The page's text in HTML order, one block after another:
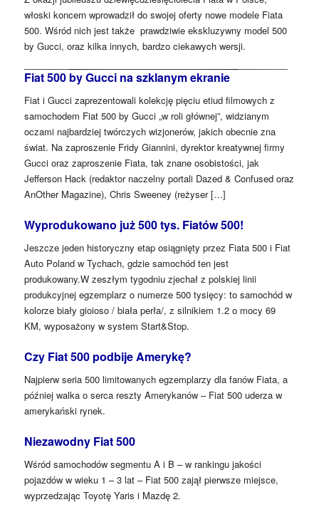
włoski koncern wprowadził do swojej oferty nowe modele Fiata
500. Wśród nich jest także prawdziwie ekskluzywny model 500
by Gucci, oraz kilka innych, bardzo ciekawych wersji.
Fiat 500 by Gucci na szklanym ekranie
Fiat i Gucci zaprezentowali kolekcję pięciu etiud filmowych z
samochodem Fiat 500 by Gucci „w roli głównej”, widzianym
oczami najbardziej twórczych wizjonerów, jakich obecnie zna
świat. Na zaproszenie Fridy Giannini, dyrektor kreatywnej firmy
Gucci oraz zaproszenie Fiata, tak znane osobistości, jak
Jefferson Hack (redaktor naczelny portali Dazed & Confused oraz
AnOther Magazine), Chris Sweeney (reżyser […]
Wyprodukowano już 500 tys. Fiatów 500!
Jeszcze jeden historyczny etap osiągnięty przez Fiata 500 i Fiat
Auto Poland w Tychach, gdzie samochód ten jest
produkowany.W zeszłym tygodniu zjechał z polskiej linii
produkcyjnej egzemplarz o numerze 500 tysięcy: to samochód w
kolorze biały gioioso / biała perła/, z silnikiem 1.2 o mocy 69
KM, wyposażony w system Start&Stop.
Czy Fiat 500 podbije Amerykę?
Najpierw seria 500 limitowanych egzemplarzy dla fanów Fiata, a
później walka o serca reszty Amerykanów – Fiat 500 uderza w
amerykański rynek.
Niezawodny Fiat 500
Wśród samochodów segmentu A i B – w rankingu jakości
pojazdów w wieku 1 – 3 lat – Fiat 500 zajął pierwsze miejsce,
wyprzedzając Toyotę Yaris i Mazdę 2.